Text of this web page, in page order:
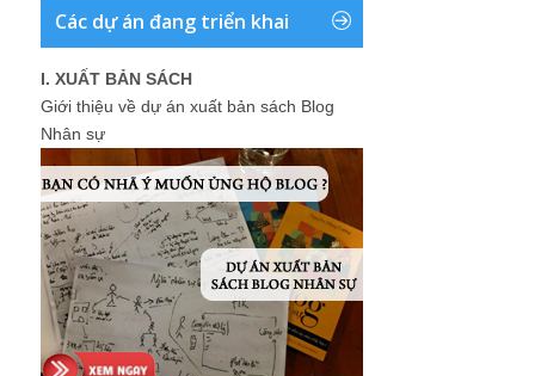
Các dự án đang triển khai
I. XUẤT BẢN SÁCH
Giới thiệu về dự án xuất bản sách Blog
Nhân sự